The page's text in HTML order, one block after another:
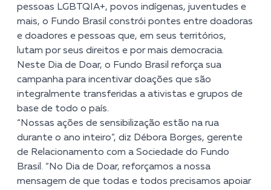
pessoas LGBTQIA+, povos indígenas, juventudes e
mais, o Fundo Brasil constrói pontes entre doadoras
e doadores e pessoas que, em seus territórios,
lutam por seus direitos e por mais democracia.
Neste Dia de Doar, o Fundo Brasil reforça sua
campanha para incentivar doações que são
integralmente transferidas a ativistas e grupos de
base de todo o país.
“Nossas ações de sensibilização estão na rua
durante o ano inteiro”, diz Débora Borges, gerente
de Relacionamento com a Sociedade do Fundo
Brasil. “No Dia de Doar, reforçamos a nossa
mensagem de que todas e todos precisamos apoiar